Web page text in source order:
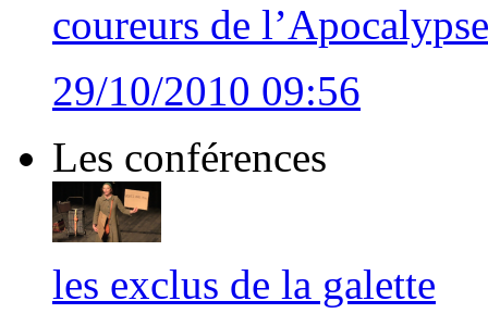
coureurs de
29/10/2010 09:56
Les conférences
les exclus de la galette